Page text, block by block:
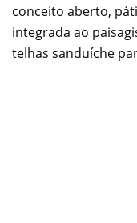
conceito aberto,
integrada ao
telhas sanduíche